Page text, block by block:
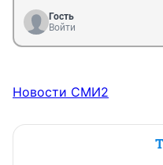
Гость
Войти
Новости СМИ2